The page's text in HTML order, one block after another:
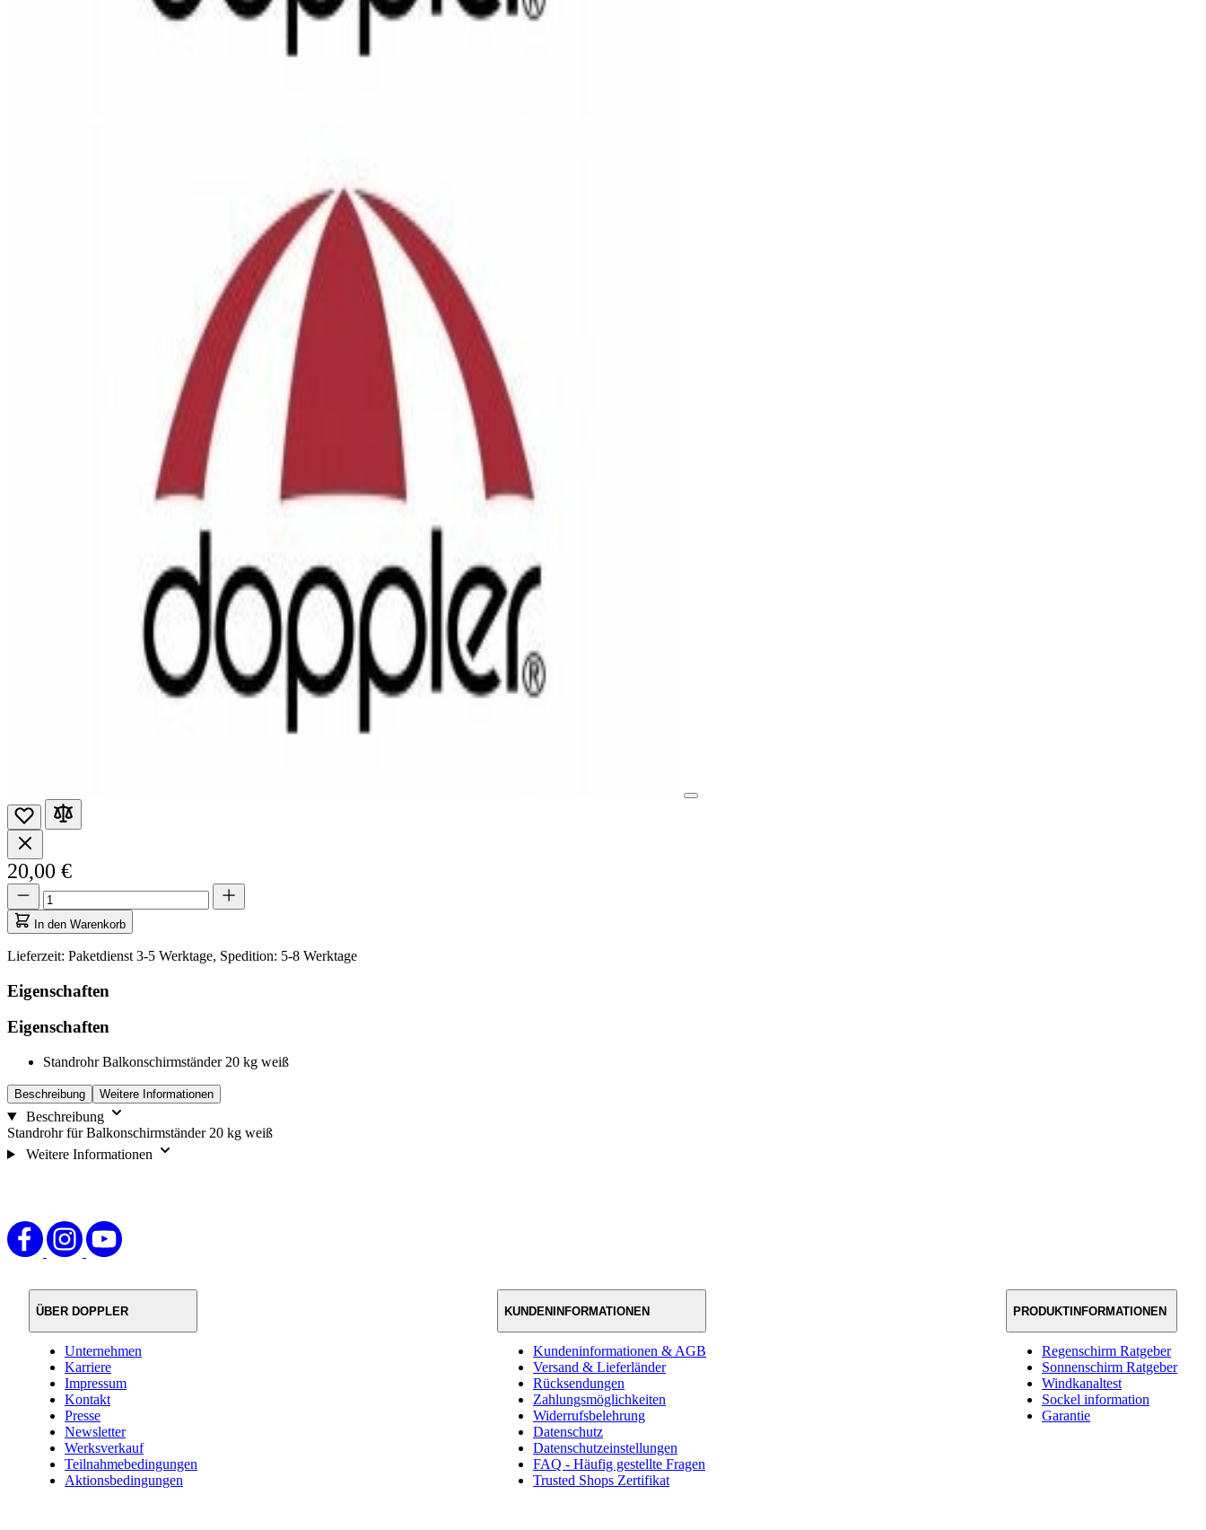
20,00 €
Menge
aktualisiert
auf
1
Menge
In den Warenkorb
Lieferzeit: Paketdienst 3-5 Werktage, Spedition: 5-8 Werktage
Eigenschaften
Eigenschaften
Standrohr Balkonschirmständer 20 kg weiß
Beschreibung Weitere Informationen
Beschreibung
Standrohr für Balkonschirmständer 20 kg weiß
Weitere Informationen
ÜBER DOPPLER
Unternehmen
Karriere
Impressum
Kontakt
Presse
Newsletter
Werksverkauf
Teilnahmebedingungen
Aktionsbedingungen
KUNDENINFORMATIONEN
Kundeninformationen & AGB
Versand & Lieferländer
Rücksendungen
Zahlungsmöglichkeiten
Widerrufsbelehrung
Datenschutz
Datenschutzeinstellungen
FAQ - Häufig gestellte Fragen
Trusted Shops Zertifikat
PRODUKTINFORMATIONEN
Regenschirm Ratgeber
Sonnenschirm Ratgeber
Windkanaltest
Sockel information
Garantie